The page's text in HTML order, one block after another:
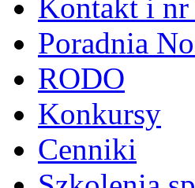
Kontakt i nr
Poradnia
RODO
Konkursy
Cenniki